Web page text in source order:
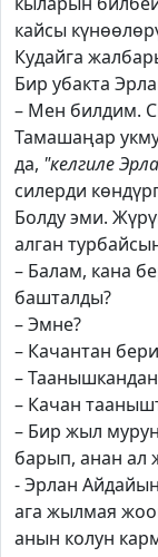
кайсы
Кудайга
Бир убакта
– Мен билдим.
Тамашаңар
да, "келгиле
силерди
Болду эми.
алган
– Балам, кана
башталды?
– Эмне?
– Качантан
–
– Качан
– Бир жыл
барып, анан ал
- Эрлан
ага жылмая
анын колун